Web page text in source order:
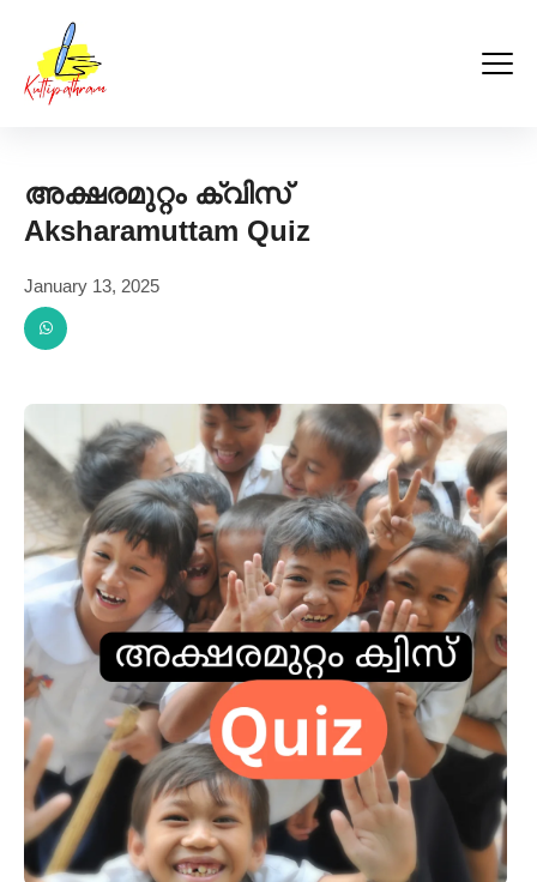
content
അക്ഷരമുറ്റം ക്വിസ്
Aksharamuttam Quiz
January 13, 2025